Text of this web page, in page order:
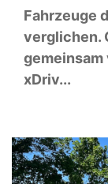
Fahrzeuge
verglichen.
gemeinsam
xDriv...